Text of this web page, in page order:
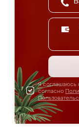
Я соглашаюсь
согласно